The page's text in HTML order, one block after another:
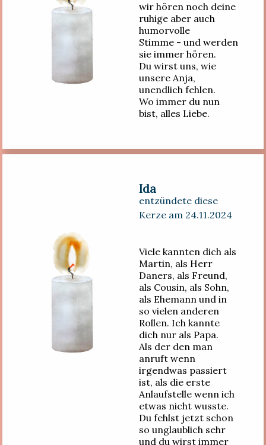
wir hören noch deine
ruhige aber auch
humorvolle
Stimme - und werden
sie immer hören.
Du wirst uns, wie
unsere Anja,
unendlich fehlen.
Wo immer du nun
bist, alles Liebe.
Ida
entzündete diese
Kerze am 24.11.2024
Viele kannten dich als
Martin, als Herr
Daners, als Freund,
als Cousin, als Sohn,
als Ehemann und in
so vielen anderen
Rollen. Ich kannte
dich nur als Papa.
Als der den man
anruft wenn
irgendwas passiert
ist, als die erste
Anlaufstelle wenn ich
etwas nicht wusste.
Du fehlst jetzt schon
so unglaublich sehr
und du wirst immer